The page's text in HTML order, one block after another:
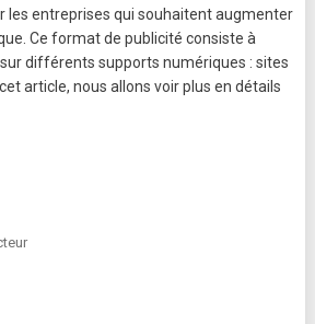
les entreprises qui souhaitent augmenter
Ce format de publicité consiste à
différents supports numériques : sites
article, nous allons voir plus en détails